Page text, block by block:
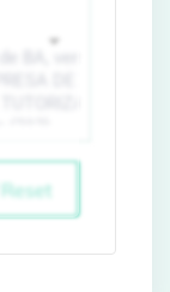
Reset